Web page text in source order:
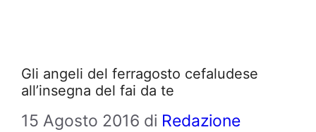
Gli angeli del ferragosto cefaludese
all’insegna del fai da te
15 Agosto 2016 di Redazione